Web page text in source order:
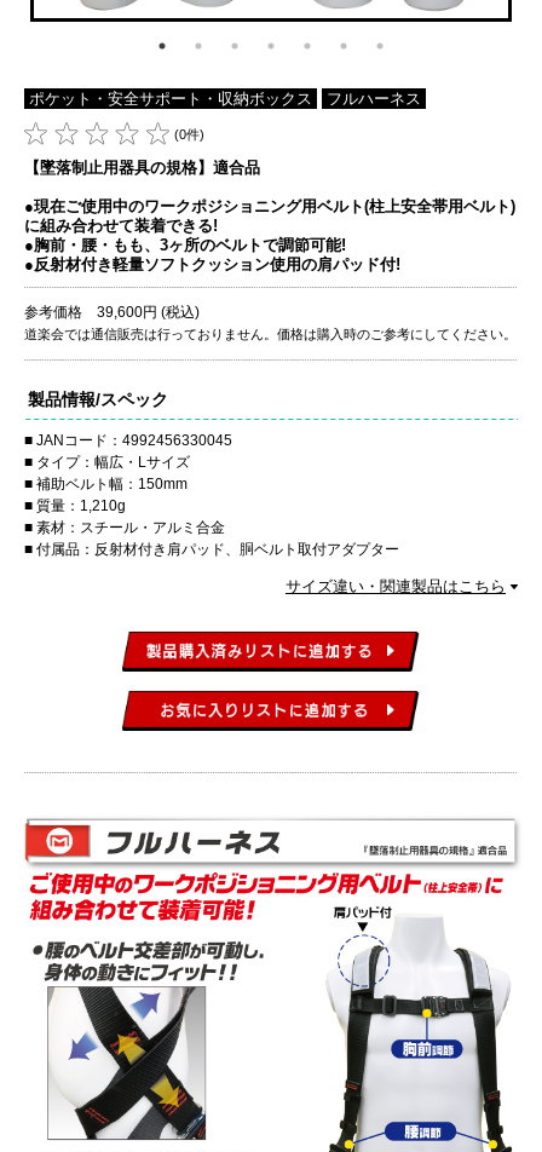
ポケット・安全サポート・収納ボックス フルハーネス
(0件)
【墜落制止用器具の規格】適合品
●現在ご使用中のワークポジショニング用ベルト(柱上安全帯用ベルト)
に組み合わせて装着できる!
●胸前・腰・もも、3ヶ所のベルトで調節可能!
●反射材付き軽量ソフトクッション使用の肩パッド付!
参考価格 39,600円 (税込)
道楽会では通信販売は行っておりません。価格は購入時のご参考にしてください。
製品情報/スペック
JANコード：4992456330045
タイプ：幅広・Lサイズ
補助ベルト幅：150mm
質量：1,210g
素材：スチール・アルミ合金
付属品：反射材付き肩パッド、胴ベルト取付アダプター
サイズ違い・関連製品はこちら